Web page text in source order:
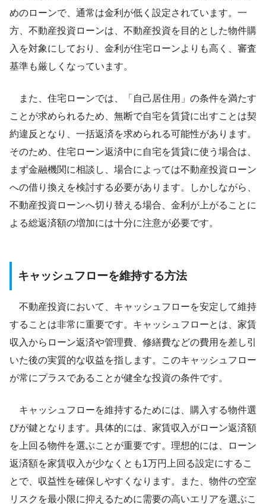
めのローンで、通常は金利が低く設定されています。一
方、不動産投資ローンは、不動産投資を目的とした物件購
入を対象にしており、金利が住宅ローンよりも高く、審査
基準も厳しくなっています。
また、住宅ローンでは、「自己居住用」の条件を満たす
ことが求められるため、無断で自宅を賃貸に出すことは契
約違反となり、一括返済を求められる可能性があります。
そのため、住宅ローン返済中に自宅を賃貸に使う場合は、
まず金融機関に相談し、場合によっては不動産投資ローン
への借り換えを検討する必要があります。しかしながら、
不動産投資ローンへ切り替える場合、金利が上がることに
よる総返済額の増加には十分に注意が必要です。
キャッシュフローを維持する方法
不動産投資において、キャッシュフローを安定して維持
することは非常に重要です。キャッシュフローとは、家賃
収入からローン返済や管理費、修繕費などの費用を差し引
いた後の実質的な収益を指します。このキャッシュフロー
が常にプラスであることが健全な投資の条件です。
キャッシュフローを維持するためには、購入する物件選
びが鍵となります。具体的には、家賃収入がローン返済額
を上回る物件を選ぶことが重要です。理想的には、ローン
返済額を家賃収入が少なくとも1万円上回る設定にするこ
とで、収益性を確保しやすくなります。また、物件の空室
リスクを最小限に抑えるために需要の高いエリアを選ぶこ